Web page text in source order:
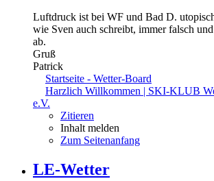
Luftdruck ist bei WF und Bad D.
wie Sven auch schreibt, immer falsch
ab.
Gruß
Patrick
Startseite - Wetter-Board
Harzlich Willkommen | SKI-KLUB
e.V.
Zitieren
Inhalt melden
Zum Seitenanfang
LE-Wetter